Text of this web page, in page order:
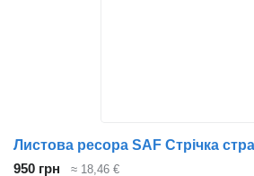
950 грн ≈ 18,46 €